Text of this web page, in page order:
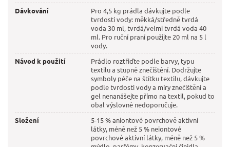
Dávkování
Pro 4,5 kg prádla dávkujte podle
tvrdosti vody: měkká/středně tvrdá
voda 30 ml, tvrdá/velmi tvrdá voda 40
ml. Pro ruční praní použijte 20 ml na 5 l
vody.
Návod k použití
Prádlo roztřiďte podle barvy, typu
textilu a stupně znečištění. Dodržujte
symboly péče na štítku textilu, dávkujte
podle tvrdosti vody a míry znečištění a
gel nenanášejte přímo na textil, pokud to
obal výslovně nedoporučuje.
Složení
5-15 % aniontové povrchově aktivní
látky, méně než 5 % neiontové
povrchově aktivní látky, méně než 5 %